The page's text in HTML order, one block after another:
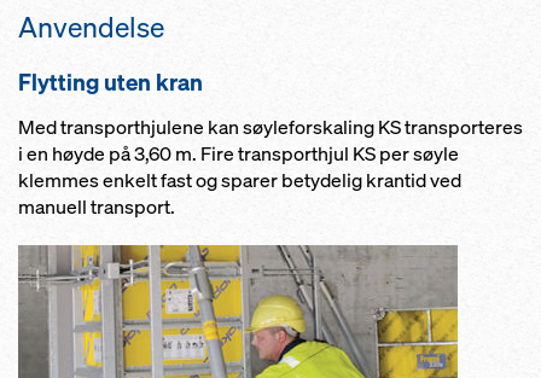
Anvendelse
Flytting uten kran
Med transporthjulene kan søyleforskaling KS transporteres
i en høyde på 3,60 m. Fire transporthjul KS per søyle
klemmes enkelt fast og sparer betydelig krantid ved
manuell transport.